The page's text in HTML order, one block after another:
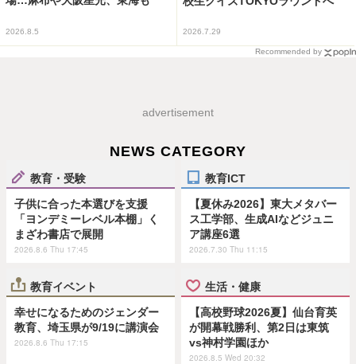
2026.8.5 2026.7.29
Recommended by
advertisement
NEWS CATEGORY
教育・受験
子供に合った本選びを支援
「ヨンデミーレベル本棚」く
まざわ書店で展開
2026.8.6 Thu 17:45
教育ICT
【夏休み2026】東大メタバー
ス工学部、生成AIなどジュニ
ア講座6選
2026.7.30 Thu 11:15
教育イベント
幸せになるためのジェンダー
教育、埼玉県が9/19に講演会
2026.8.6 Thu 17:15
生活・健康
【高校野球2026夏】仙台育英
が開幕戦勝利、第2日は東筑
vs神村学園ほか
2026.8.5 Wed 20:32